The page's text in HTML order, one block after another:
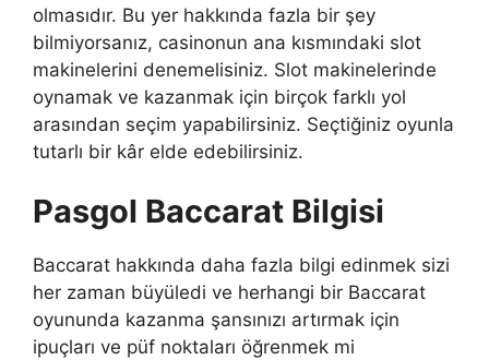
olmasıdır. Bu yer hakkında fazla bir şey
bilmiyorsanız, casinonun ana kısmındaki slot
makinelerini denemelisiniz. Slot makinelerinde
oynamak ve kazanmak için birçok farklı yol
arasından seçim yapabilirsiniz. Seçtiğiniz oyunla
tutarlı bir kâr elde edebilirsiniz.
Pasgol Baccarat Bilgisi
Baccarat hakkında daha fazla bilgi edinmek sizi
her zaman büyüledi ve herhangi bir Baccarat
oyununda kazanma şansınızı artırmak için
ipuçları ve püf noktaları öğrenmek mi